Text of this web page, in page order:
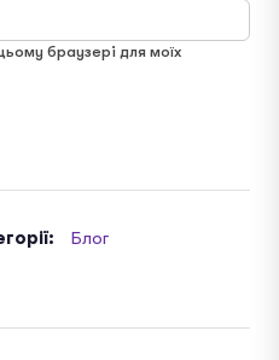
браузері для моїх
Блог